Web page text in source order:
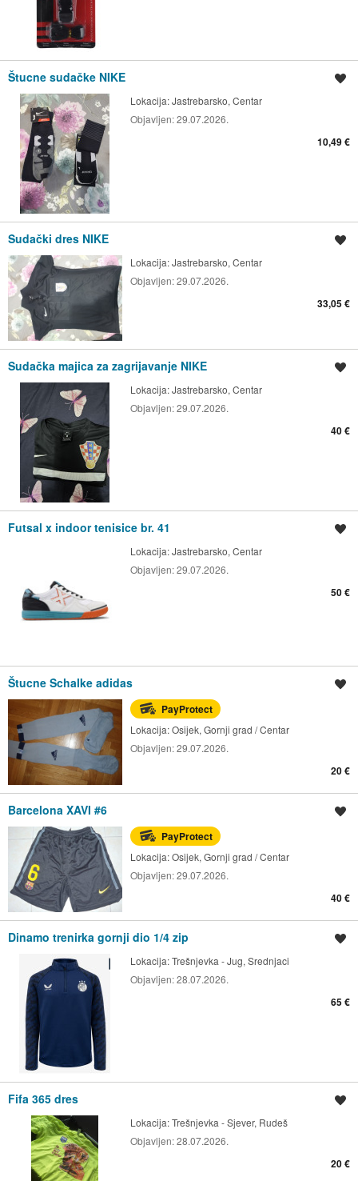
Štucne sudačke NIKE
Lokacija:Jastrebarsko, Centar
Objavljen:29.07.2026.
10,49 €
Sudački dres NIKE
Lokacija:Jastrebarsko, Centar
Objavljen:29.07.2026.
33,05 €
Sudačka majica za zagrijavanje NIKE
Lokacija:Jastrebarsko, Centar
Objavljen:29.07.2026.
40 €
Futsal x indoor tenisice br. 41
Lokacija:Jastrebarsko, Centar
Objavljen:29.07.2026.
50 €
Štucne Schalke adidas
PayProtect
Lokacija:Osijek, Gornji grad / Centar
Objavljen:29.07.2026.
20 €
Barcelona XAVI #6
PayProtect
Lokacija:Osijek, Gornji grad / Centar
Objavljen:29.07.2026.
40 €
Dinamo trenirka gornji dio 1/4 zip
Lokacija:Trešnjevka - Jug, Srednjaci
Objavljen:28.07.2026.
65 €
Fifa 365 dres
Lokacija:Trešnjevka - Sjever, Rudeš
Objavljen:28.07.2026.
20 €